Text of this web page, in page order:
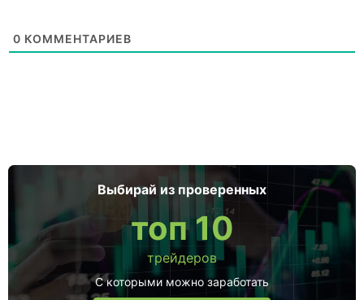
0 КОММЕНТАРИЕВ
Выбирай из проверенных
топ 10
трейдеров
С которыми можно заработать